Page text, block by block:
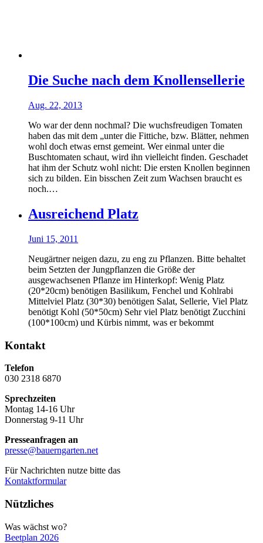
Die Suche nach dem Knollensellerie
Aug. 22, 2013
Wo war der denn nochmal? Die wuchsfreudigen Tomaten
haben das mit dem „unter die Fittiche, bzw. Blätter, nehmen
wohl doch etwas ernst gemeint. Wer einmal unter die
Buschtomaten schaut, wird ihn vielleicht finden. Geschadet
hat ihm der Schutz wohl nicht: Die ersten Knollen beginnen
sich zu bilden. Ein bisschen Zeit zum Wachsen braucht es
noch.…
Ausreichend Platz
Juni 15, 2011
Neugärtner neigen dazu, zu eng zu Pflanzen. Bitte behaltet
beim Setzten der Jungpflanzen die Größe der
ausgewachsenen Pflanze im Hinterkopf: Wenig Platz
(20*20cm) benötigen Basilikum, Fenchel und Kohlrabi
Mittelviel Platz (30*30) benötigen Salat, Sellerie, Viel Platz
benötigt Kohl (50*50cm) Sehr viel Platz benötigt Zucchini
(100*100cm) und Kürbis nimmt, was er bekommt
Kontakt
Telefon
030 2318 6870
Sprechzeiten
Montag 14-16 Uhr
Donnerstag 9-11 Uhr
Presseanfragen an
presse@bauerngarten.net
Für Nachrichten nutze bitte das
Kontaktformular
Nützliches
Was wächst wo?
Beetplan 2026